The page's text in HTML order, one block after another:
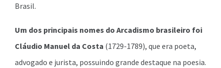
Brasil.
Um dos principais nomes do Arcadismo brasileiro foi
Cláudio Manuel da Costa (1729-1789), que era poeta,
advogado e jurista, possuindo grande destaque na poesia.